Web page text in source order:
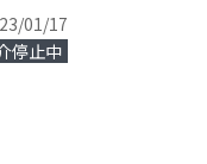
01/17
停止中